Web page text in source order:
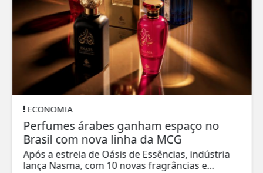
ECONOMIA
Perfumes árabes ganham espaço no
Brasil com nova linha da MCG
Após a estreia de Oásis de Essências, indústria
lança Nasma, com 10 novas fragrâncias e...